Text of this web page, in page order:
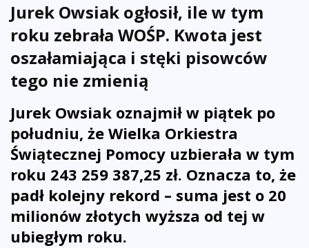
Jurek Owsiak ogłosił, ile w tym
roku zebrała WOŚP. Kwota jest
oszałamiająca i stęki pisowców
tego nie zmienią
Jurek Owsiak oznajmił w piątek po
południu, że Wielka Orkiestra
Świątecznej Pomocy uzbierała w tym
roku 243 259 387,25 zł. Oznacza to, że
padł kolejny rekord – suma jest o 20
milionów złotych wyższa od tej w
ubiegłym roku.